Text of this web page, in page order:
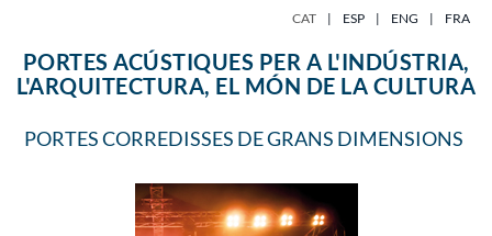
CAT | ESP | ENG | FRA
PORTES ACÚSTIQUES PER A L'INDÚSTRIA,
L'ARQUITECTURA, EL MÓN DE LA CULTURA
PORTES CORREDISSES DE GRANS DIMENSIONS